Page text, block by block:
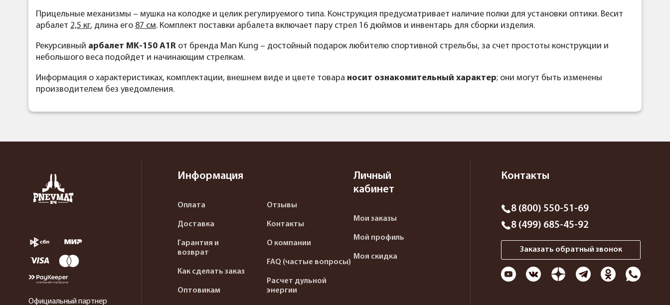
Прицельные механизмы – мушка на колодке и целик регулируемого типа. Конструкция предусматривает наличие полки для установки оптики. Весит
арбалет 2,5 кг, длина его 87 см. Комплект поставки арбалета включает пару стрел 16 дюймов и инвентарь для сборки изделия.
Рекурсивный арбалет MK-150 A1R от бренда Man Kung – достойный подарок любителю спортивной стрельбы, за счет простоты конструкции и
небольшого веса подойдет и начинающим стрелкам.
Информация о характеристиках, комплектации, внешнем виде и цвете товара носит ознакомительный характер; они могут быть изменены
производителем без уведомления.
Официальный партнер
Информация
Оплата
Доставка
Гарантия и
возврат
Как сделать заказ
Оптовикам
Отзывы
Контакты
О компании
FAQ (частые вопросы)
Расчет дульной
энергии
Личный
кабинет
Мои заказы
Мой профиль
Моя скидка
Контакты
8 (800) 550-51-69
8 (499) 685-45-92
Заказать обратный звонок